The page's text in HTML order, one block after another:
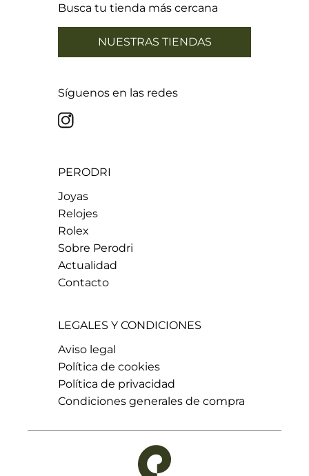
Busca tu tienda más cercana
NUESTRAS TIENDAS
Síguenos en las redes
PERODRI
Joyas
Relojes
Rolex
Sobre Perodri
Actualidad
Contacto
LEGALES Y CONDICIONES
Aviso legal
Política de cookies
Política de privacidad
Condiciones generales de compra